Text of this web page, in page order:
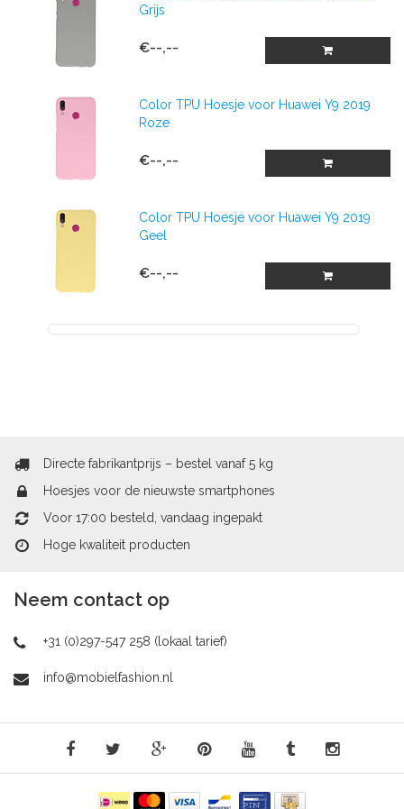
Grijs
€--,--
Color TPU Hoesje voor Huawei Y9 2019
Roze
€--,--
Color TPU Hoesje voor Huawei Y9 2019
Geel
€--,--
Directe fabrikantprijs – bestel vanaf 5 kg
Hoesjes voor de nieuwste smartphones
Voor 17:00 besteld, vandaag ingepakt
Hoge kwaliteit producten
Neem contact op
+31 (0)297-547 258 (lokaal tarief)
info@mobielfashion.nl